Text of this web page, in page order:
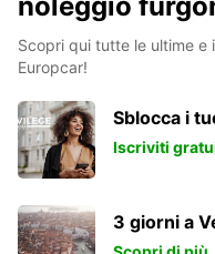
noleggio
Scopri qui tutte le ultime e
Europcar!
Sblocca i
Iscriviti
3 giorni a